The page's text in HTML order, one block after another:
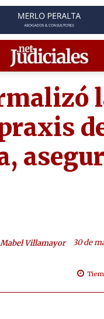
Mabel Villamayor 30 de